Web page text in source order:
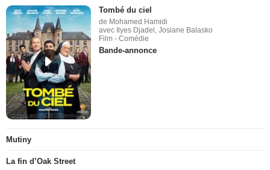
Tombé du ciel
de Mohamed Hamidi
avec Ilyes Djadel, Josiane Balasko
Film - Comédie
Bande-annonce
Mutiny
La fin d’Oak Street